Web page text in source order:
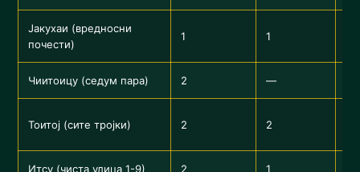
Јакухаи (вредносни
почести)
1 1
Чиитоицу (седум пара) 2 —
Тоитој (сите тројки) 2 2
Итсу (чиста улица 1-9) 2 1